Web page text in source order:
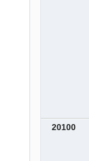
20100